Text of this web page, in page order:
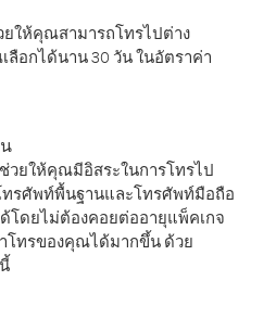
ยให้คุณสามารถโทรไปต่าง
อกได้นาน 30 วัน ในอัตราค่า
วยให้คุณมีอิสระในการโทรไป
ทรศัพท์พื้นฐานและโทรศัพท์มือถือ
โดยไม่ต้องคอยต่ออายุแพ็คเกจ
โทรของคุณได้มากขึ้น ด้วย